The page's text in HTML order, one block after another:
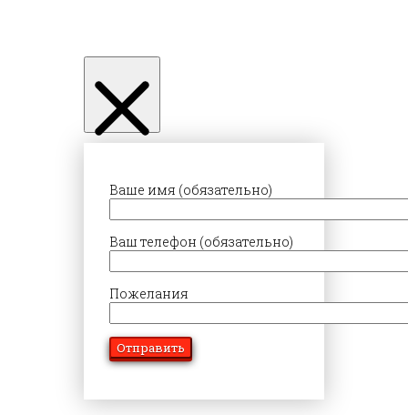
Ваше имя (обязательно)
Ваш телефон (обязательно)
Пожелания